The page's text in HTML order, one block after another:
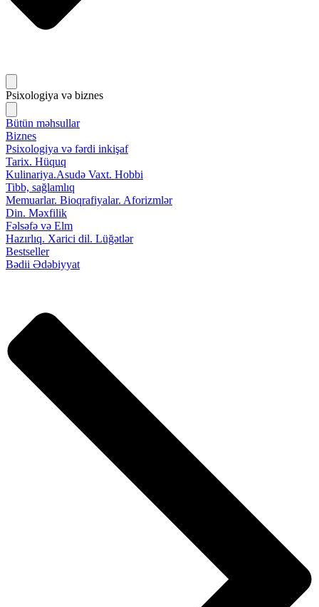
Psixologiya və biznes
Bütün məhsullar
Biznes
Psixologiya və fərdi inkişaf
Tarix. Hüquq
Kulinariya.Asudə Vaxt. Hobbi
Tibb, sağlamlıq
Memuarlar. Bioqrafiyalar. Aforizmlər
Din. Məxfilik
Fəlsəfə və Elm
Hazırlıq. Xarici dil. Lüğətlər
Bestseller
Bədii Ədəbiyyat